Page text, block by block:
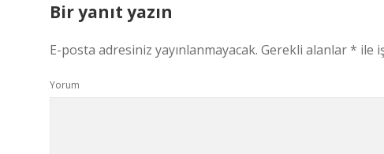
Bir yanıt yazın
E-posta adresiniz yayınlanmayacak. Gerekli alanlar* ile
Yorum